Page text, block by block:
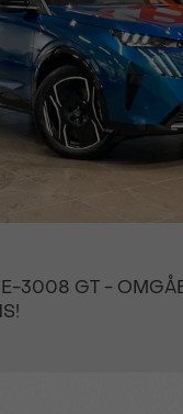
3008 GT -